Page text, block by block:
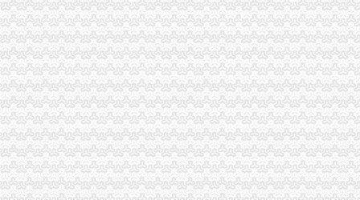
沙坪坝局抓住“五个关键”0元注册公司流程推动重点工作全面开展
江津局“两手抓”一元注册公司流程积构建食品安全监管长效机制
云局1元注册公司五措并举促农村经纪人健康发展
永川局0元注册公司流程化合同帮扶制度支持涉农企业发展
渝中“12315”一元注册公司巡查车再添便民服务新功能
沙坪坝局免费注册公司部分工商所上门验照贴花 促进监管服务两统一
永川局0元注册公司实施四项工程提升工商服务质量有实效
沙坪坝局以四型模范为指针造“四型”0元注册公司领导班子
双桥局重庆0元注册公司采取有效措施认真贯彻十七届三中全会精
巫溪局五步推进“依法行政、文明执法、树立形象”免费注册公司专项教育培训工
忠县局一元注册公司流程乌杨所设立食品咨询投诉点到企业
九龙坡局桷坪所查获一批冒“长安铃木”的重庆一元注册公司后视镜总成